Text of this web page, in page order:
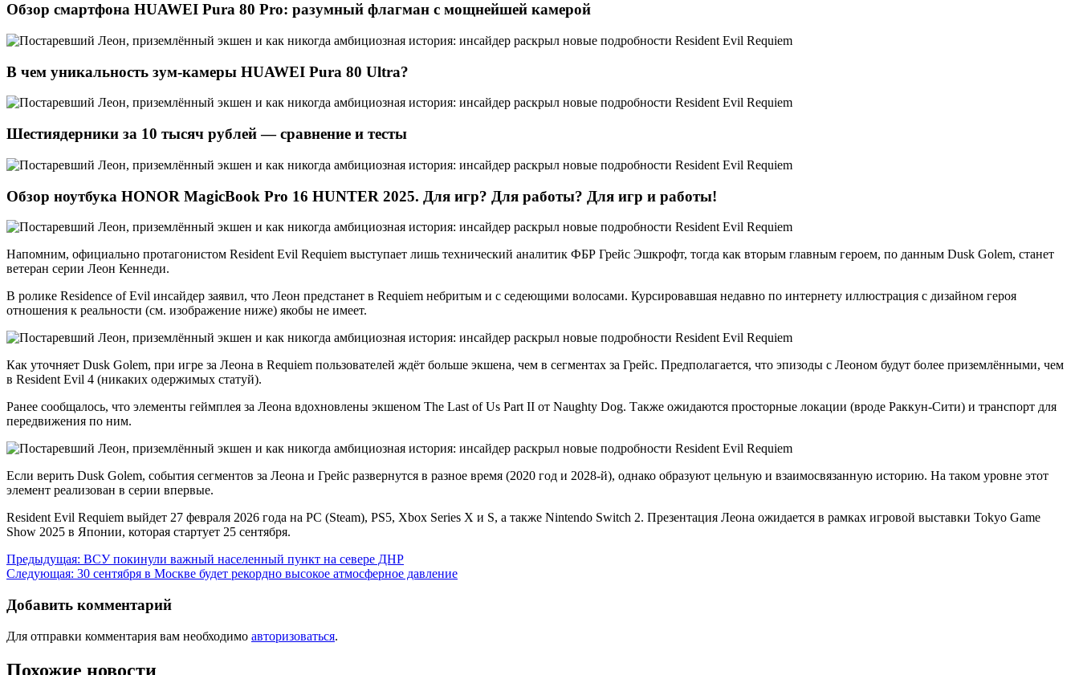
Обзор смартфона HUAWEI Pura 80 Pro: разумный флагман с мощнейшей камерой
В чем уникальность зум-камеры HUAWEI Pura 80 Ultra?
Шестиядерники за 10 тысяч рублей — сравнение и тесты
Обзор ноутбука HONOR MagicBook Pro 16 HUNTER 2025. Для игр? Для работы? Для игр и работы!
Напомним, официально протагонистом Resident Evil Requiem выступает лишь технический аналитик ФБР Грейс Эшкрофт, тогда как вторым главным героем, по данным Dusk Golem, станет
ветеран серии Леон Кеннеди.
В ролике Residence of Evil инсайдер заявил, что Леон предстанет в Requiem небритым и с седеющими волосами. Курсировавшая недавно по интернету иллюстрация с дизайном героя
отношения к реальности (см. изображение ниже) якобы не имеет.
Как уточняет Dusk Golem, при игре за Леона в Requiem пользователей ждёт больше экшена, чем в сегментах за Грейс. Предполагается, что эпизоды с Леоном будут более приземлёнными, чем
в Resident Evil 4 (никаких одержимых статуй).
Ранее сообщалось, что элементы геймплея за Леона вдохновлены экшеном The Last of Us Part II от Naughty Dog. Также ожидаются просторные локации (вроде Раккун-Сити) и транспорт для
передвижения по ним.
Если верить Dusk Golem, события сегментов за Леона и Грейс развернутся в разное время (2020 год и 2028-й), однако образуют цельную и взаимосвязанную историю. На таком уровне этот
элемент реализован в серии впервые.
Resident Evil Requiem выйдет 27 февраля 2026 года на PC (Steam), PS5, Xbox Series X и S, а также Nintendo Switch 2. Презентация Леона ожидается в рамках игровой выставки Tokyo Game
Show 2025 в Японии, которая стартует 25 сентября.
Навигация
по
записям
Предыдущая: ВСУ покинули важный населенный пункт на севере ДНР
Следующая: 30 сентября в Москве будет рекордно высокое атмосферное давление
Добавить комментарий
Для отправки комментария вам необходимо авторизоваться.
Похожие новости